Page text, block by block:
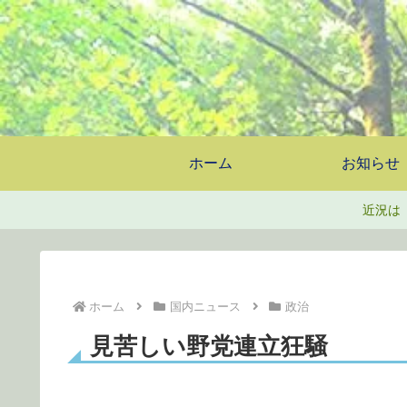
ホーム お知らせ
近況は
ホーム 国内ニュース 政治
見苦しい野党連立狂騒